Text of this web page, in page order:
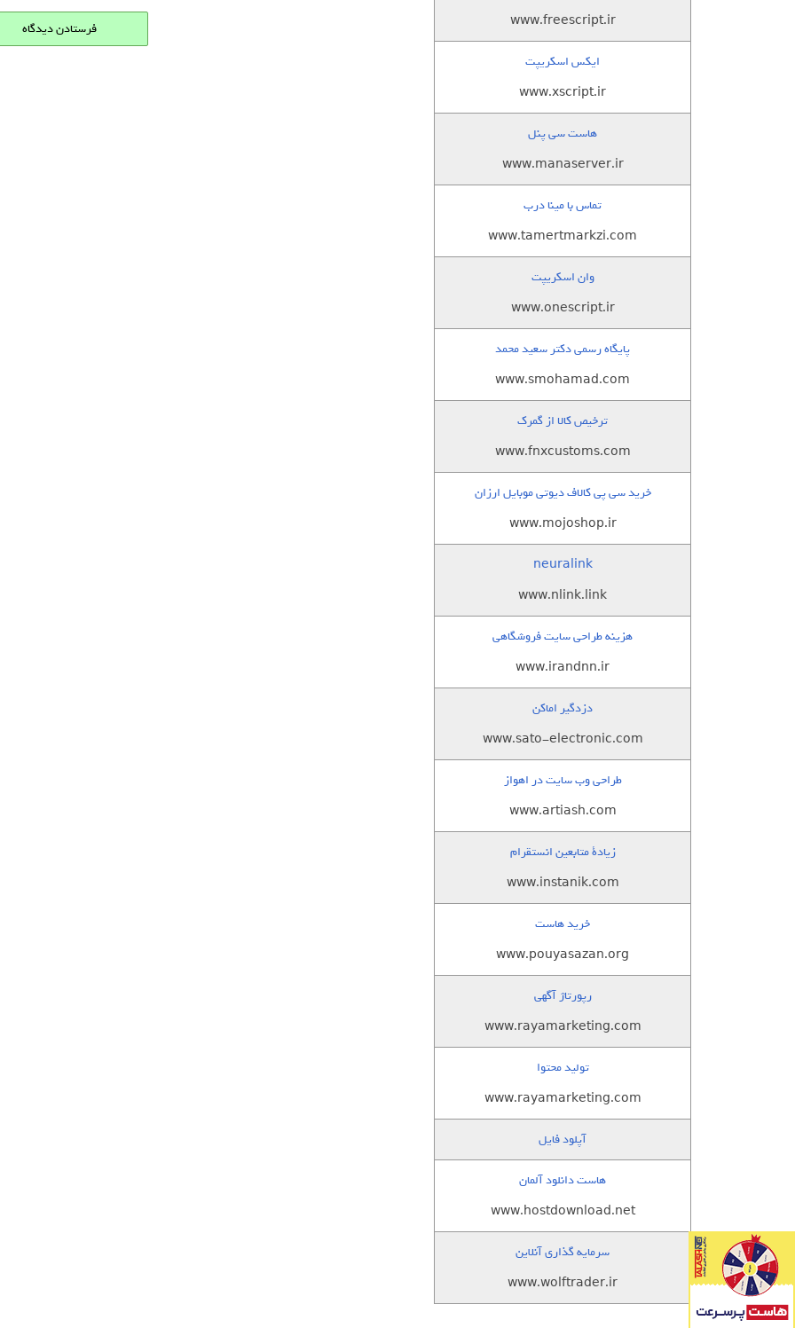
www.freescript.ir
ایکس اسکریپت
www.xscript.ir
هاست سی پنل
www.manaserver.ir
تماس با مینا درب
www.tamertmarkzi.com
وان اسکریپت
www.onescript.ir
پایگاه رسمی دکتر سعید محمد
www.smohamad.com
ترخیص کالا از گمرک
www.fnxcustoms.com
خرید سی پی کالاف دیوتی موبایل ارزان
www.mojoshop.ir
neuralink
www.nlink.link
هزینه طراحی سایت فروشگاهی
www.irandnn.ir
دزدگیر اماکن
www.sato-electronic.com
طراحی وب سایت در اهواز
www.artiash.com
زيادة متابعين انستقرام
www.instanik.com
خرید هاست
www.pouyasazan.org
رپورتاژ آگهی
www.rayamarketing.com
تولید محتوا
www.rayamarketing.com
آپلود فایل
هاست دانلود آلمان
www.hostdownload.net
سرمایه گذاری آنلاین
www.wolftrader.ir